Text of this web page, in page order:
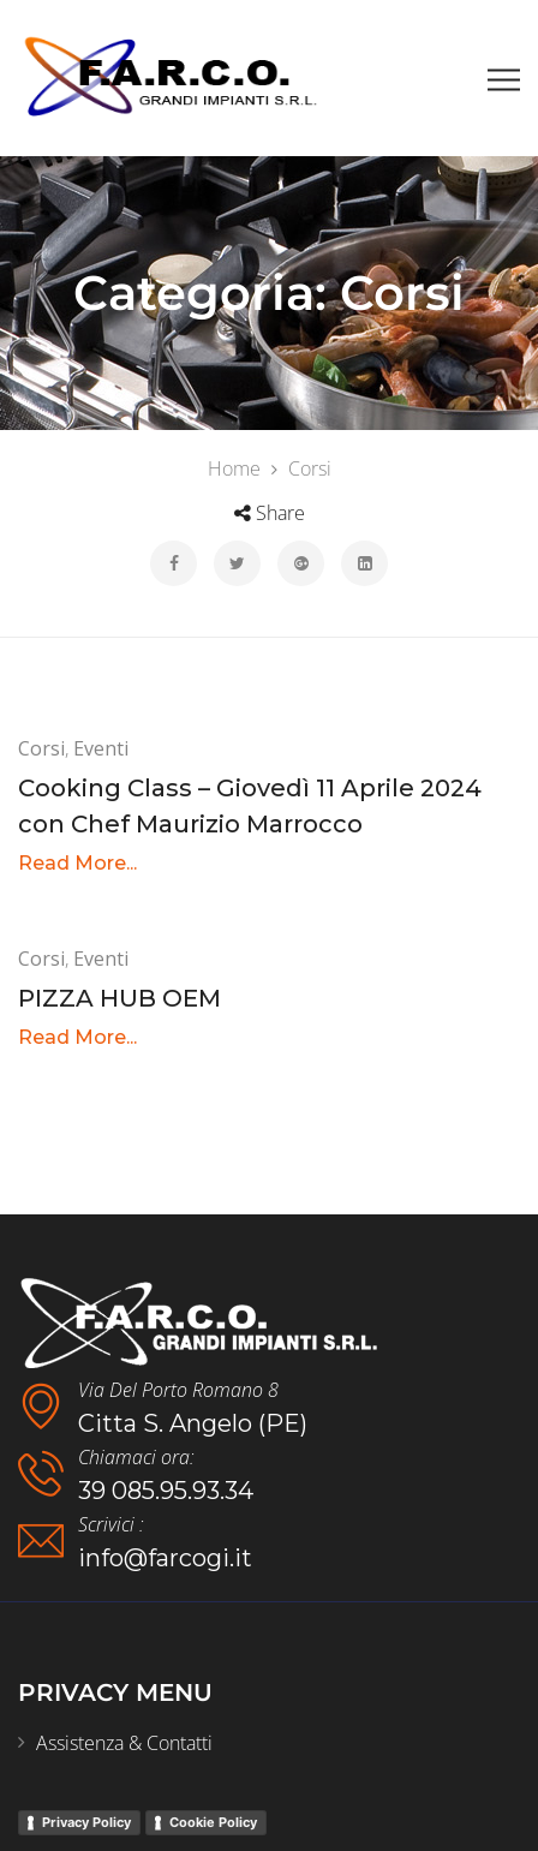
Categoria:Corsi
Home
Corsi
Share
Corsi, Eventi
Cooking Class – Giovedì 11 Aprile 2024
con Chef Maurizio Marrocco
Read More...
Corsi, Eventi
PIZZA HUB OEM
Read More...
Via Del Porto Romano 8
Citta S. Angelo (PE)
Chiamaci ora:
39 085.95.93.34
Scrivici :
info@farcogi.it
PRIVACY MENU
Assistenza & Contatti
Privacy Policy Cookie Policy